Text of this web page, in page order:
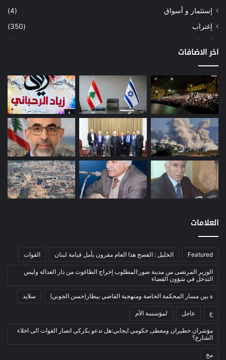
إستثمار و أسواق
(4)
إغتراب
(350)
إقتصاد
(1٬039)
إعمار
(3)
بيئة
(16)
دراسة
(24)
طاقة
(12)
مصارف
(168)
معادن
(1)
موازنة
(4)
نفط
(91)
اتصالات
(26)
بيئة
ثقافة
(1٬227)
أدب وشعر
بروفايل
اخر الاضافات
العلامات
Featured الخليل : الفصح هذا العام مقرون بأمل قيامة لبنان القوات
الوزير المرتضى من مدينة صور:المطلوب إخراج الطاغوت من دار العدالة وليس
التدخل في شؤون القضاء
ة بين مسار المحكمة الخاصة ومنهجية القاضي بيطار(حسن الجوني) سلايد
ع عاجل لمؤسسة الأم
مؤشران خطيران ومعطى حكومي ايجابي:هل تدعو بكركي انصار القوات الى اخلاء
الشارع؟
مخ